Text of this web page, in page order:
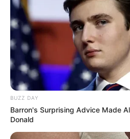
BUZZ DAY
Barron's Surprising Advice Made
Donald